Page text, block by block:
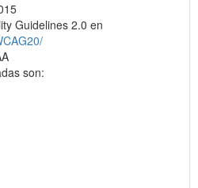
Guidelines 2.0 en
son: